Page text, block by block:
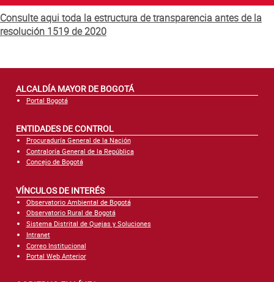
Consulte aqui toda la estructura de transparencia antes de la
resolución 1519 de 2020
ALCALDÍA MAYOR DE BOGOTÁ
Portal Bogotá
ENTIDADES DE CONTROL
Procuraduría General de la Nación
Contraloría General de la República
Concejo de Bogotá
VÍNCULOS DE INTERÉS
Observatorio Ambiental de Bogotá
Observatorio Rural de Bogotá
Sistema Distrital de Quejas y Soluciones
Intranet
Correo Institucional
Portal Web Anterior